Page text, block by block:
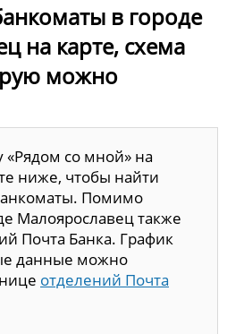
в городе
на карте, схема
можно
«Рядом со мной» на
ниже, чтобы найти
Помимо
Малоярославец также
Почта Банка. График
данные можно
отделений Почта